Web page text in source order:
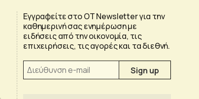
Εγγραφείτε στο OT Newsletter για την
καθημερινή σας ενημέρωση με
ειδήσεις από την οικονομία, τις
επιχειρήσεις, τις αγορές και τα διεθνή.